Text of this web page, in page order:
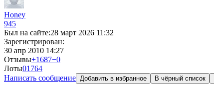
Honey
945
Был на сайте:28 март 2026 11:32
Зарегистрирован:
30 апр 2010 14:27
Отзывы+1687−0
Лоты01764
Написать сообщение Добавить в избранное В чёрный список